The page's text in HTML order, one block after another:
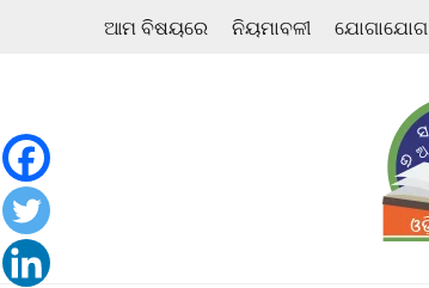
ଆମ ବିଷୟରେ ନିୟମାବଳୀ ଯୋଗାଯୋଗ